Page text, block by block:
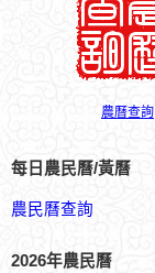
農曆查詢
每日農民曆/黃曆
農民曆查詢
2026年農民曆